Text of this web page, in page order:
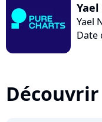
Yael
Date